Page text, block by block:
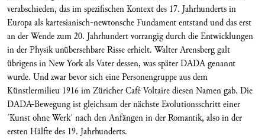
verabschieden, das im spezifischen Kontext des 17. Jahrhunderts in
Europa als kartesianisch-newtonsche Fundament entstand und das erst
an der Wende zum 20. Jahrhundert vorrangig durch die Entwicklungen
in der Physik unübersehbare Risse erhielt. Walter Arensberg galt
übrigens in New York als Vater dessen, was später DADA genannt
wurde. Und zwar bevor sich eine Personengruppe aus dem
Künstlermilieu 1916 im Züricher Café Voltaire diesen Namen gab. Die
DADA-Bewegung ist gleichsam der nächste Evolutionsschritt einer
´Kunst ohne Werk´ nach den Anfängen in der Romantik, also in der
ersten Hälfte des 19. Jahrhunderts.